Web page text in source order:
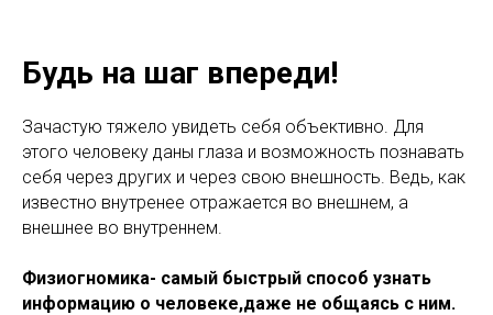
Будь на шаг впереди!
Зачастую тяжело увидеть себя объективно. Для
этого человеку даны глаза и возможность познавать
себя через других и через свою внешность. Ведь, как
известно внутренее отражается во внешнем, а
внешнее во внутреннем.
Физиогномика- самый быстрый способ узнать
информацию о человеке,даже не общаясь с ним.